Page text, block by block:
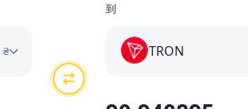
₴
到
TRON